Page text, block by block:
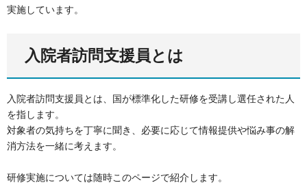
実施しています。
入院者訪問支援員とは
入院者訪問支援員とは、国が標準化した研修を受講し選任された人
を指します。
対象者の気持ちを丁寧に聞き、必要に応じて情報提供や悩み事の解
消方法を一緒に考えます。
研修実施については随時このページで紹介します。